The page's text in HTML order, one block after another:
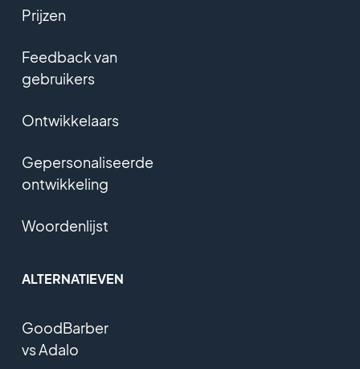
Prijzen
Feedback van
gebruikers
Ontwikkelaars
Gepersonaliseerde
ontwikkeling
Woordenlijst
ALTERNATIEVEN
GoodBarber
vs Adalo